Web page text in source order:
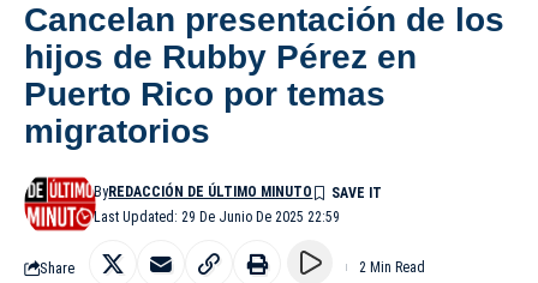
Cancelan presentación de los
hijos de Rubby Pérez en
Puerto Rico por temas
migratorios
Last Updated: 29 De Junio De 2025 22:59
ByREDACCIÓN DE ÚLTIMO MINUTO
Share 2 Min Read